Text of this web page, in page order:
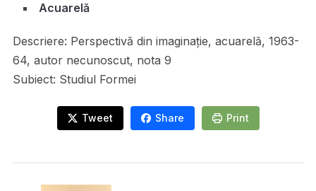
Acuarelă
Descriere: Perspectivă din imaginație, acuarelă, 1963-
64, autor necunoscut, nota 9
Subiect: Studiul Formei
Tweet Share Print